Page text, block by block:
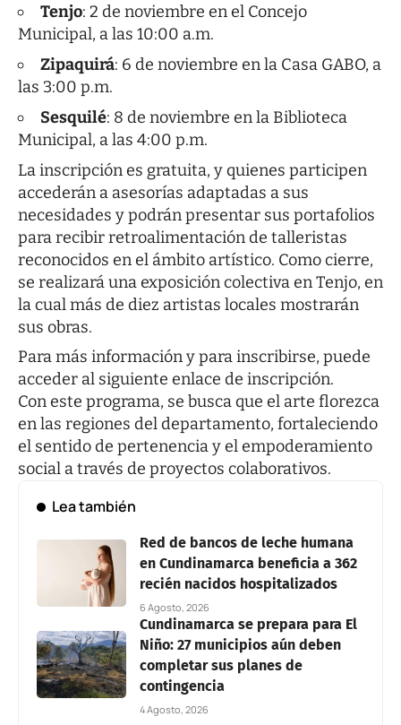
Tenjo: 2 de noviembre en el Concejo
Municipal, a las 10:00 a.m.
Zipaquirá: 6 de noviembre en la Casa GABO, a
las 3:00 p.m.
Sesquilé: 8 de noviembre en la Biblioteca
Municipal, a las 4:00 p.m.
La inscripción es gratuita, y quienes participen
accederán a asesorías adaptadas a sus
necesidades y podrán presentar sus portafolios
para recibir retroalimentación de talleristas
reconocidos en el ámbito artístico. Como cierre,
se realizará una exposición colectiva en Tenjo, en
la cual más de diez artistas locales mostrarán
sus obras.
Para más información y para inscribirse, puede
acceder al siguiente enlace de inscripción.
Con este programa, se busca que el arte florezca
en las regiones del departamento, fortaleciendo
el sentido de pertenencia y el empoderamiento
social a través de proyectos colaborativos.
Lea también
Red de bancos de leche humana
en Cundinamarca beneficia a 362
recién nacidos hospitalizados
6 Agosto, 2026
Cundinamarca se prepara para El
Niño: 27 municipios aún deben
completar sus planes de
contingencia
4 Agosto, 2026